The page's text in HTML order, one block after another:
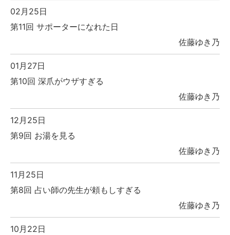
02月25日
第11回 サポーターになれた日
佐藤ゆき乃
01月27日
第10回 深爪がウザすぎる
佐藤ゆき乃
12月25日
第9回 お湯を見る
佐藤ゆき乃
11月25日
第8回 占い師の先生が頼もしすぎる
佐藤ゆき乃
10月22日